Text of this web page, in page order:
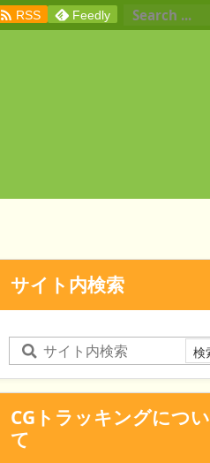
 RSS Feedly
サイト内検索
CGトラッキングについ
て